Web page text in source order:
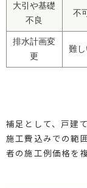
大引や基礎
不良
不
排水計画変
更
難
補足として、戸建
施工費込みでの範
者の施工例価格を